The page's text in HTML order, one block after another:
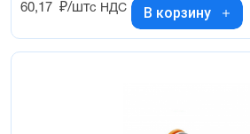
60,17 ₽/штс НДС В корзину